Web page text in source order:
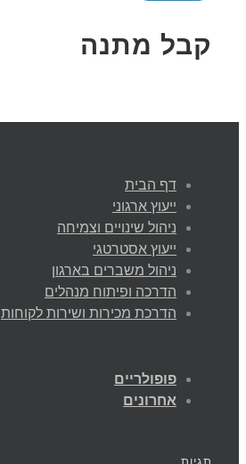
קבל מתנה
דף הבית
ייעוץ ארגוני
ניהול שינויים וצמיחה
ייעוץ אסטרטגי
ניהול משברים בארגון
הדרכה ופיתוח מנהלים
הדרכת מכירות ושירות לקוחות
פופולריים
אחרונים